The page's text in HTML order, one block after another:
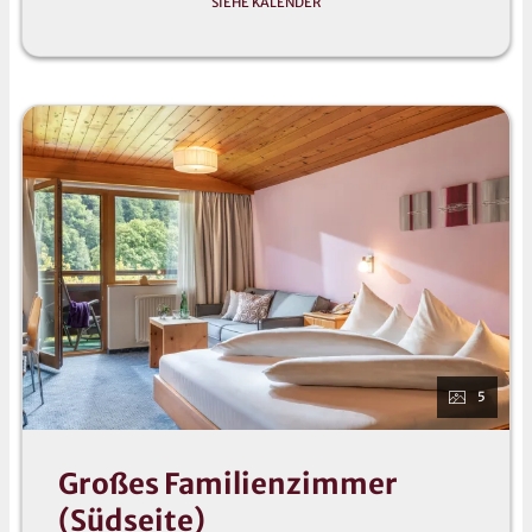
5
Großes Familienzimmer
(Südseite)